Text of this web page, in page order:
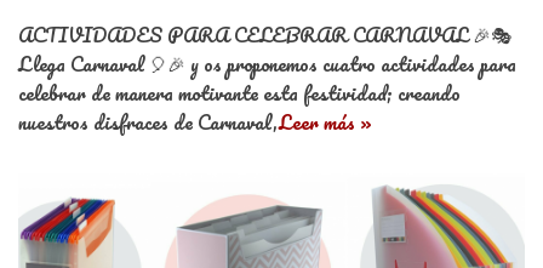
ACTIVIDADES PARA CELEBRAR CARNAVAL 🎉🎭
Llega Carnaval 🎈🎉 y os proponemos cuatro actividades para
celebrar de manera motivante esta festividad; creando
nuestros disfraces de Carnaval,Leer más »